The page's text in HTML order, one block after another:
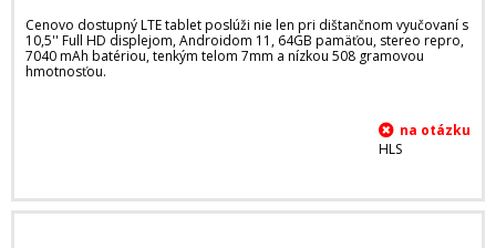
Cenovo dostupný LTE tablet poslúži nie len pri dištančnom vyučovaní s
10,5'' Full HD displejom, Androidom 11, 64GB pamäťou, stereo repro,
7040 mAh batériou, tenkým telom 7mm a nízkou 508 gramovou
hmotnosťou.
HLS